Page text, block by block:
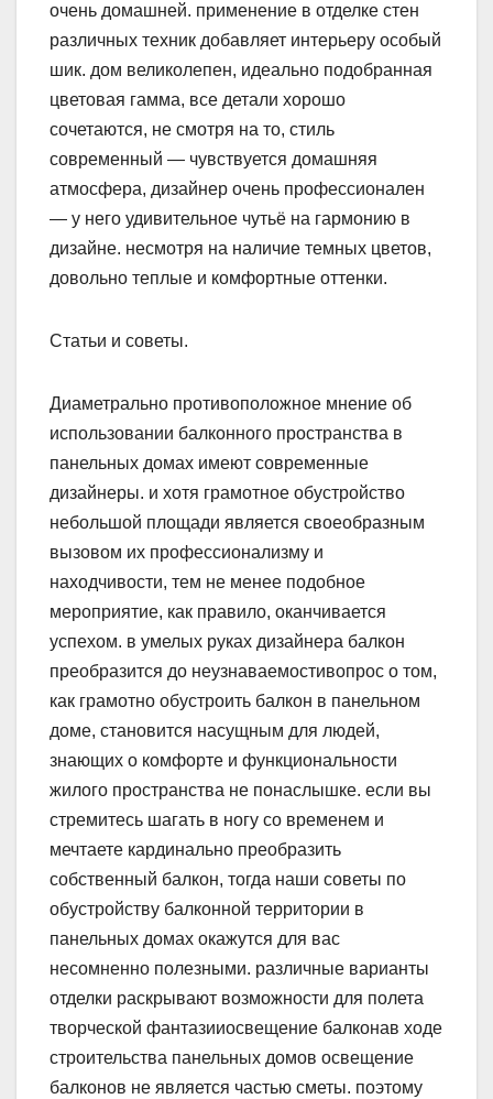
очень домашней. применение в отделке стен
различных техник добавляет интерьеру особый
шик. дом великолепен, идеально подобранная
цветовая гамма, все детали хорошо
сочетаются, не смотря на то, стиль
современный — чувствуется домашняя
атмосфера, дизайнер очень профессионален
— у него удивительное чутьё на гармонию в
дизайне. несмотря на наличие темных цветов,
довольно теплые и комфортные оттенки.
Статьи и советы.
Диаметрально противоположное мнение об
использовании балконного пространства в
панельных домах имеют современные
дизайнеры. и хотя грамотное обустройство
небольшой площади является своеобразным
вызовом их профессионализму и
находчивости, тем не менее подобное
мероприятие, как правило, оканчивается
успехом. в умелых руках дизайнера балкон
преобразится до неузнаваемостивопрос о том,
как грамотно обустроить балкон в панельном
доме, становится насущным для людей,
знающих о комфорте и функциональности
жилого пространства не понаслышке. если вы
стремитесь шагать в ногу со временем и
мечтаете кардинально преобразить
собственный балкон, тогда наши советы по
обустройству балконной территории в
панельных домах окажутся для вас
несомненно полезными. различные варианты
отделки раскрывают возможности для полета
творческой фантазииосвещение балконав ходе
строительства панельных домов освещение
балконов не является частью сметы. поэтому